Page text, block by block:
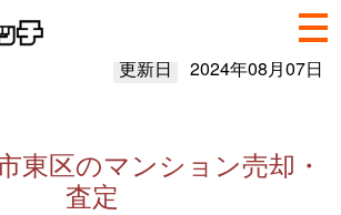
更新日 2024年08月07日
東区のマンション売却・
査定